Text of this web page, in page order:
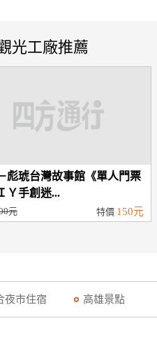
光工廠推薦
彪琥台灣故事館《單人門票
Ｙ手創迷...
元 特價 150元
夜市住宿 高雄景點